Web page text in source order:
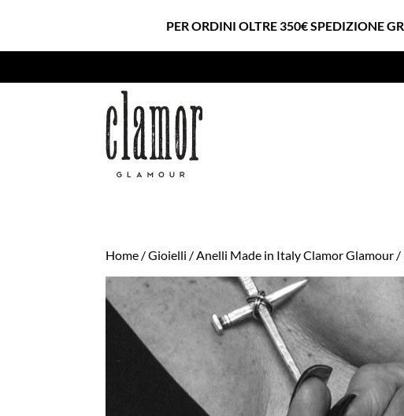
PER ORDINI OLTRE 350€ SPEDIZIONE
Home /Gioielli / Anelli Made in Italy Clamor Glamour /